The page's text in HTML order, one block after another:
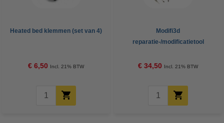
Heated bed klemmen (set van 4)
€ 6,50 Incl. 21% BTW
Modifi3d
reparatie-/modificatietool
€ 34,50 Incl. 21% BTW